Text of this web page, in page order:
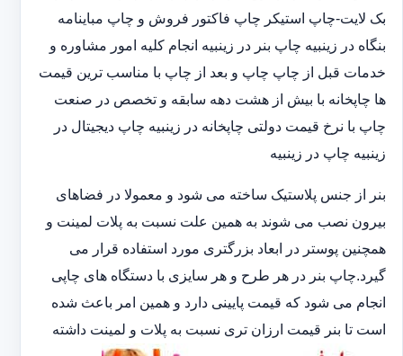
بک لایت-چاپ استیکر چاپ فاکتور فروش و چاپ مباینامه
بنگاه در زینبیه چاپ بنر در زینبیه انجام کلیه امور مشاوره و
خدمات قبل از چاپ چاپ و بعد از چاپ با مناسب ترین قیمت
ها چاپخانه با بیش از هشت دهه سابقه و تخصص در صنعت
چاپ با نرخ قیمت دولتی چاپخانه در زینبیه چاپ دیجیتال در
زینبیه چاپ در زینبیه
بنر از جنس پلاستیک ساخته می شود و معمولا در فضاهای
بیرون نصب می شوند به همین علت نسبت به پلات لمینت و
همچنین پوستر در ابعاد بزرگتری مورد استفاده قرار می
گیرد.چاپ بنر در هر طرح و هر سایزی با دستگاه های چاپی
انجام می شود که قیمت پایینی دارد و همین امر باعث شده
است تا بنر قیمت ارزان تری نسبت به پلات و لمینت داشته